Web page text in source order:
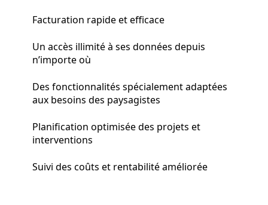
Facturation rapide et efficace
Un accès illimité à ses données depuis
n’importe où
Des fonctionnalités spécialement adaptées
aux besoins des paysagistes
Planification optimisée des projets et
interventions
Suivi des coûts et rentabilité améliorée